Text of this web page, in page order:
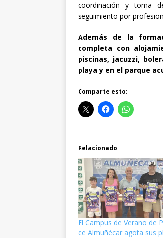
coordinación y toma
seguimiento por
Además de la
completa con
piscinas, jacuzzi,
playa y en el parque
Comparte esto:
Relacionado
El Campus de Verano de
de Almuñécar agota sus